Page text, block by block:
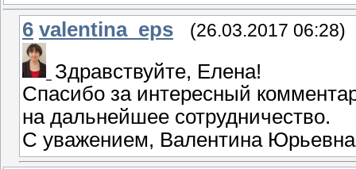
6 valentina_eps (26.03.2017 06:28)
Здравствуйте, Елена!
Спасибо за интересный
на дальнейшее сотрудничество.
С уважением, Валентина